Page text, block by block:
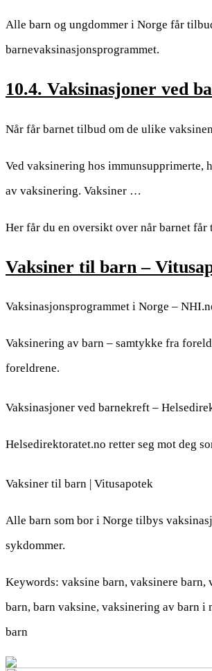
Alle barn og ungdommer i Norge får
barnevaksinasjonsprogrammet.
10.4. Vaksinasjoner ved
Når får barnet tilbud om de ulike
Ved vaksinering hos immunsupprimerte,
av vaksinering. Vaksiner …
Her får du en oversikt over når barnet
Vaksiner til barn –
Vaksinasjonsprogrammet i Norge –
Vaksinering av barn – samtykke fra
foreldrene.
Vaksinasjoner ved barnekreft –
Helsedirektoratet.no retter seg mot deg
Vaksiner til barn | Vitusapotek
Alle barn som bor i Norge tilbys
sykdommer.
Keywords: vaksine barn, vaksinere
barn, barn vaksine, vaksinering av barn
barn